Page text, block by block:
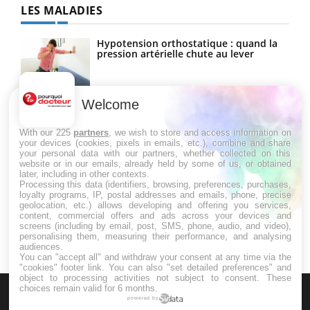
LES MALADIES
Hypotension orthostatique : quand la
pression artérielle chute au lever
Drépanocytose : une déformation des
globules rouges aux conséquences
Maladie de Charcot (Sclérose latérale
amyotrophique)
Welcome
With our 225 partners , we wish to store and access information on
your devices (cookies, pixels in emails, etc.), combine and share
your personal data with our partners, whether collected on this
website or in our emails, already held by some of us, or obtained
later, including in other contexts.
Processing this data (identifiers, browsing, preferences, purchases,
loyalty programs, IP, postal addresses and emails, phone, precise
geolocation, etc.) allows developing and offering you services,
content, commercial offers and ads across your devices and
screens (including by email, post, SMS, phone, audio, and video),
personalising them, measuring their performance, and analysing
audiences.
You can "accept all" and withdraw your consent at any time via the
"cookies" footer link . You can also "set detailed preferences" and
object to processing activities not subject to consent. These
choices remain valid for 6 months.
powered by